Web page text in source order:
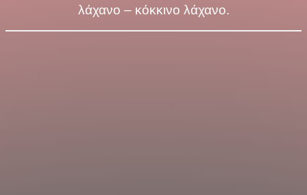
λάχανο – κόκκινο λάχανο.